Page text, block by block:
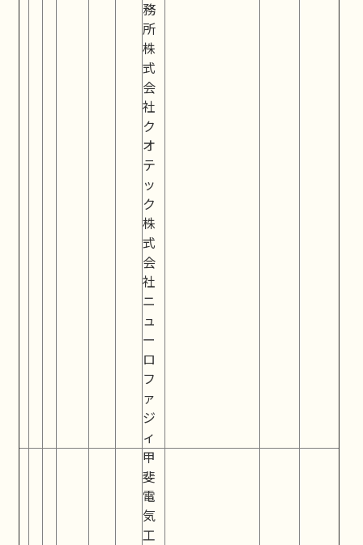
務
所
株
式
会
社
ク
オ
テ
ッ
ク
株
式
会
社
ニ
ュ
ー
ロ
フ
ァ
ジ
ィ
甲
斐
電
気
工